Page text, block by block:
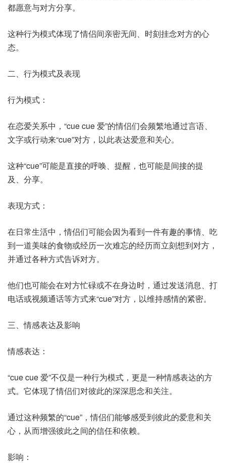
都愿意与对方分享。
这种行为模式体现了情侣间亲密无间、时刻挂念对方的心
态。
二、行为模式及表现
行为模式：
在恋爱关系中，“cue cue 爱”的情侣们会频繁地通过言语、
文字或行动来“cue”对方，以此表达爱意和关心。
这种“cue”可能是直接的呼唤、提醒，也可能是间接的提
及、分享。
表现方式：
在日常生活中，情侣们可能会因为看到一件有趣的事情、吃
到一道美味的食物或经历一次难忘的经历而立刻想到对方，
并通过各种方式告诉对方。
他们也可能会在对方忙碌或不在身边时，通过发送消息、打
电话或视频通话等方式来“cue”对方，以维持感情的紧密。
三、情感表达及影响
情感表达：
“cue cue 爱”不仅是一种行为模式，更是一种情感表达的方
式。它体现了情侣们对彼此的深深思念和关注。
通过这种频繁的“cue”，情侣们能够感受到彼此的爱意和关
心，从而增强彼此之间的信任和依赖。
影响：